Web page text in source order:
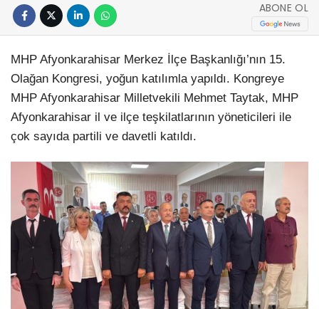
ABONE OL
MHP Afyonkarahisar Merkez İlçe Başkanlığı’nın 15.
Olağan Kongresi, yoğun katılımla yapıldı. Kongreye
MHP Afyonkarahisar Milletvekili Mehmet Taytak, MHP
Afyonkarahisar il ve ilçe teşkilatlarının yöneticileri ile
çok sayıda partili ve davetli katıldı.